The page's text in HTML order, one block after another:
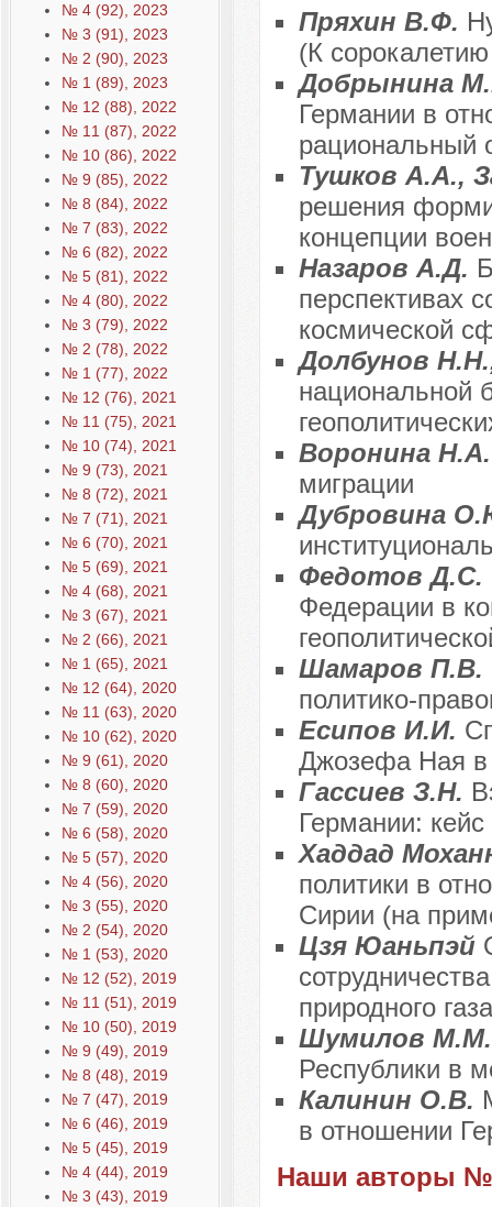
№ 4 (92), 2023
№ 3 (91), 2023
№ 2 (90), 2023
№ 1 (89), 2023
№ 12 (88), 2022
№ 11 (87), 2022
№ 10 (86), 2022
№ 9 (85), 2022
№ 8 (84), 2022
№ 7 (83), 2022
№ 6 (82), 2022
№ 5 (81), 2022
№ 4 (80), 2022
№ 3 (79), 2022
№ 2 (78), 2022
№ 1 (77), 2022
№ 12 (76), 2021
№ 11 (75), 2021
№ 10 (74), 2021
№ 9 (73), 2021
№ 8 (72), 2021
№ 7 (71), 2021
№ 6 (70), 2021
№ 5 (69), 2021
№ 4 (68), 2021
№ 3 (67), 2021
№ 2 (66), 2021
№ 1 (65), 2021
№ 12 (64), 2020
№ 11 (63), 2020
№ 10 (62), 2020
№ 9 (61), 2020
№ 8 (60), 2020
№ 7 (59), 2020
№ 6 (58), 2020
№ 5 (57), 2020
№ 4 (56), 2020
№ 3 (55), 2020
№ 2 (54), 2020
№ 1 (53), 2020
№ 12 (52), 2019
№ 11 (51), 2019
№ 10 (50), 2019
№ 9 (49), 2019
№ 8 (48), 2019
№ 7 (47), 2019
№ 6 (46), 2019
№ 5 (45), 2019
№ 4 (44), 2019
№ 3 (43), 2019
Пряхин В.Ф.
(К
Добрынина
Германии в
рациональный
Тушков А.А.,
решения
концепции
Назаров А.Д.
перспективах
космической
Долбунов
национальной
Воронина
миграции
Дубровина
Федотов Д.С.
Федерации в
Шамаров П.В.
политико-
Есипов И.И.
Джозефа Ная в
Гассиев З.Н.
Германии:
Хаддад
политики в
Сирии (на
Цзя Юаньпэй
природного газа
Шумилов
Республики в
Калинин О.В.
в отношении
Наши авторы №